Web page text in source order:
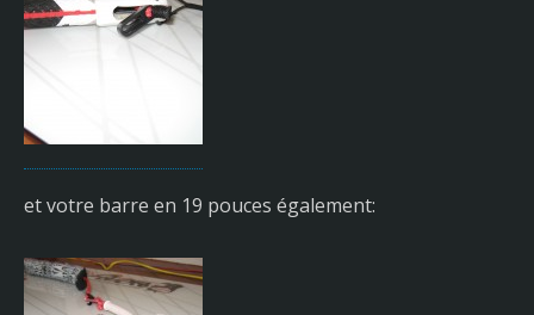
et votre barre en 19 pouces également: